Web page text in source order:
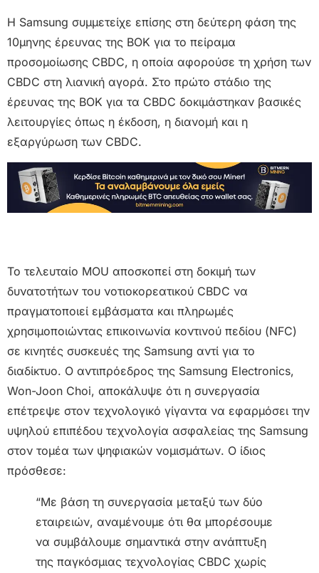
Η Samsung συμμετείχε επίσης στη δεύτερη φάση της
10μηνης έρευνας της BOK για το πείραμα
προσομοίωσης CBDC, η οποία αφορούσε τη χρήση των
CBDC στη λιανική αγορά. Στο πρώτο στάδιο της
έρευνας της BOK για τα CBDC δοκιμάστηκαν βασικές
λειτουργίες όπως η έκδοση, η διανομή και η
εξαργύρωση των CBDC.
Το τελευταίο MOU αποσκοπεί στη δοκιμή των
δυνατοτήτων του νοτιοκορεατικού CBDC να
πραγματοποιεί εμβάσματα και πληρωμές
χρησιμοποιώντας επικοινωνία κοντινού πεδίου (NFC)
σε κινητές συσκευές της Samsung αντί για το
διαδίκτυο. Ο αντιπρόεδρος της Samsung Electronics,
Won-Joon Choi, αποκάλυψε ότι η συνεργασία
επέτρεψε στον τεχνολογικό γίγαντα να εφαρμόσει την
υψηλού επιπέδου τεχνολογία ασφαλείας της Samsung
στον τομέα των ψηφιακών νομισμάτων. Ο ίδιος
πρόσθεσε:
“Με βάση τη συνεργασία μεταξύ των δύο
εταιρειών, αναμένουμε ότι θα μπορέσουμε
να συμβάλουμε σημαντικά στην ανάπτυξη
της παγκόσμιας τεχνολογίας CBDC χωρίς